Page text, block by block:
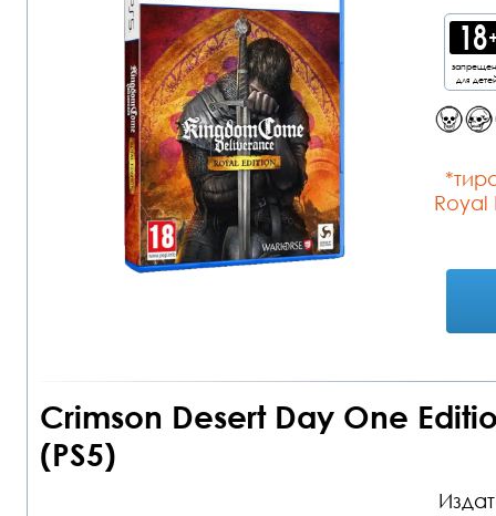
для
Royal
Crimson Desert Day One
(PS5)